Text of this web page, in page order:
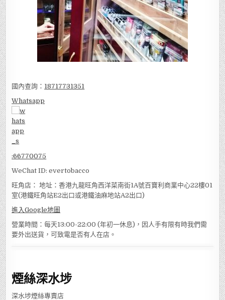
國內查詢： 18717731351
Whatsapp
:66770075
WeChat ID: evertobacco
旺角店： 地址：香港九龍旺角西洋菜南街1A號百寶利商業中心22樓01
室(港鐵旺角站E2出口或港鐵油麻地站A2出口)
進入Google地圖
營業時間：每天13:00-22:00 (年初一休息)，因人手有限有時我們需
要外出送貨，可致電是否有人在店。
煙絲深水埗
深水埗煙絲專賣店